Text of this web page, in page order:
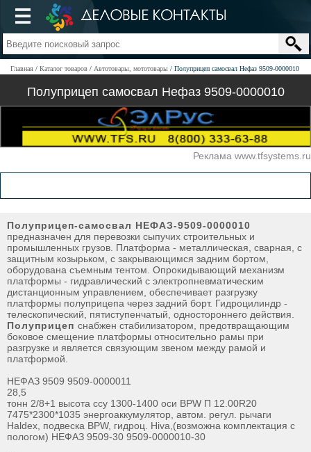
Главная Каталог товаров Автотовары, мототовары Полуприцеп самосвал Нефаз 9509-0000010
Полуприцеп самосвал Нефаз 9509-0000010
Реклама www.tfsystems.ru
Полуприцеп-самосвал НЕФАЗ-9509-0000010
предназначен для перевозки сыпучих строительных и
промышленных грузов. Платформа - металлическая, сварная, с
защитным козырьком, с закрывающимся задним бортом,
оборудована съемным тентом. Опрокидывающий механизм
платформы - гидравлический с электропневматическим
дистанционным управлением, обеспечивает разгрузку
платформы полуприцепа через задний борт. Гидроцилиндр -
телескопический, пятиступенчатый, одностороннего действия.
Полуприцеп снабжен стабилизатором, предотвращающим
боковое смещение платформы относительно рамы при
разгрузке и является связующим звеном между рамой и
платформой.
НЕФАЗ 9509 9509-0000011
28,5
тонн 2/8+1 высота ссу 1300-1400 оси BPW П 12.00R20
7475*2300*1035 энергоаккумулятор, автом. регул. рычаги
Haldex, подвеска BPW, гидроц. Hiva,(возможна комплектация с
пологом) НЕФАЗ 9509-30 9509-0000010-30